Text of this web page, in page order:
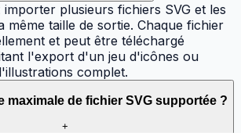
plusieurs fichiers SVG et les
même taille de sortie. Chaque fichier
et peut être téléchargé
l'export d'un jeu d'icônes ou
complet.
maximale de fichier SVG supportée ?
+